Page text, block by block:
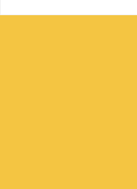
artista. (Foto: